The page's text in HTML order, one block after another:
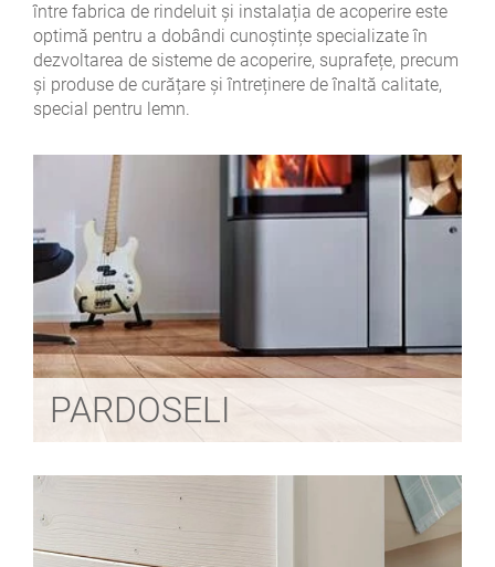
între fabrica de rindeluit și instalația de acoperire este
optimă pentru a dobândi cunoștințe specializate în
dezvoltarea de sisteme de acoperire, suprafețe, precum
și produse de curățare și întreținere de înaltă calitate,
special pentru lemn.
PARDOSELI